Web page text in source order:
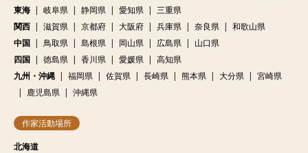
東海
岐阜県 静岡県 愛知県
三重県
関西
滋賀県 京都府 大阪府 兵庫県 奈良県
和歌山県
中国
鳥取県 島根県 岡山県 広島県
山口県
四国
徳島県 香川県 愛媛県
高知県
九州・沖縄
福岡県 佐賀県 長崎県 熊本県 大分県
宮崎県
鹿児島県
沖縄県
作家活動場所
北海道